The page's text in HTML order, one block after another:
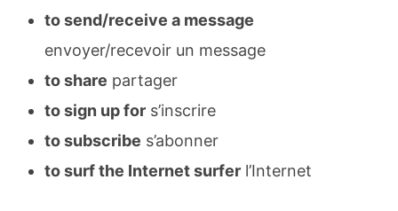
to send/receive a message
envoyer/recevoir un message
to share partager
to sign up for s’inscrire
to subscribe s’abonner
to surf the Internet surfer l’Internet